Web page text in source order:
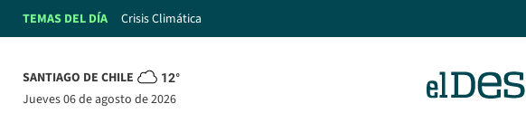
TEMAS DEL DÍA Crisis Climática
SANTIAGO DE CHILE 12°
jueves 06 de agosto de 2026